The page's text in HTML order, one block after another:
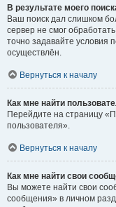
В результате моего
Ваш поиск дал слишком
сервер не смог
точно задавайте условия
осуществлён.
Вернуться к началу
Как мне найти
Перейдите на страницу
пользователя».
Вернуться к началу
Как мне найти свои
Вы можете найти свои
сообщения» в личном